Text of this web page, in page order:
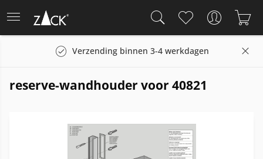
Verzending binnen 3-4 werkdagen
reserve-wandhouder voor 40821